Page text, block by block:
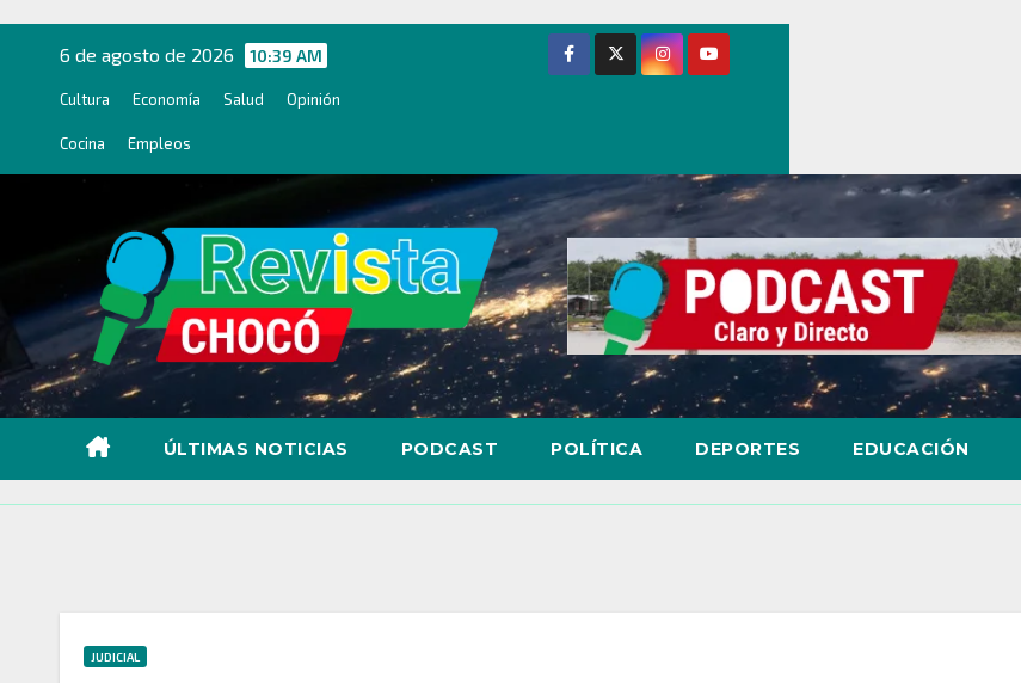
contenido
6 de agosto de 2026 10:39 AM
Cultura Economía Salud Opinión
Cocina Empleos
ÚLTIMAS NOTICIAS PODCAST POLÍTICA DEPORTES EDUCACIÓN
JUDICIAL